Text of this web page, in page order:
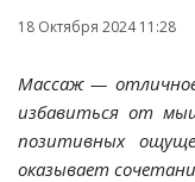
18 Октября 2024 11:28
Массаж —
избавиться от
позитивных
оказывает